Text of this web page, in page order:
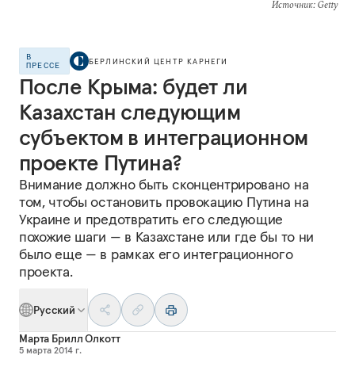
Источник: Getty
В
ПРЕССЕ
БЕРЛИНСКИЙ ЦЕНТР КАРНЕГИ
После Крыма: будет ли
Казахстан следующим
субъектом в интеграционном
проекте Путина?
Внимание должно быть сконцентрировано на
том, чтобы остановить провокацию Путина на
Украине и предотвратить его следующие
похожие шаги — в Казахстане или где бы то ни
было еще — в рамках его интеграционного
проекта.
Русский
Марта Брилл Олкотт
5 марта 2014 г.